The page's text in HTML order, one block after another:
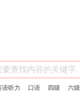
语听力 口语 四级 六级